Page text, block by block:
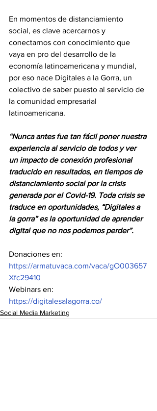
En momentos de distanciamiento
social, es clave acercarnos y
conectarnos con conocimiento que
vaya en pro del desarrollo de la
economía latinoamericana y mundial,
por eso nace Digitales a la Gorra, un
colectivo de saber puesto al servicio de
la comunidad empresarial
latinoamericana.
“Nunca antes fue tan fácil poner nuestra
experiencia al servicio de todos y ver
un impacto de conexión profesional
traducido en resultados, en tiempos de
distanciamiento social por la crisis
generada por el Covid-19. Toda crisis se
traduce en oportunidades, “Digitales a
la gorra” es la oportunidad de aprender
digital que no nos podemos perder”.
Donaciones en:
https://armatuvaca.com/vaca/gO003657
Xfc29410
Webinars en:
https://digitalesalagorra.co/
Social Media Marketing